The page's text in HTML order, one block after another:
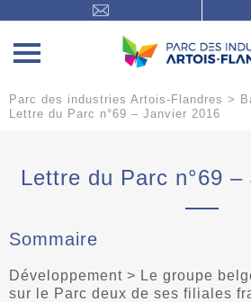
Parc des industries Artois-Flandres >
Lettre du Parc n°69 – Janvier 2016
Lettre du Parc n°69 –
Sommaire
Développement > Le groupe
sur le Parc deux de ses filiales